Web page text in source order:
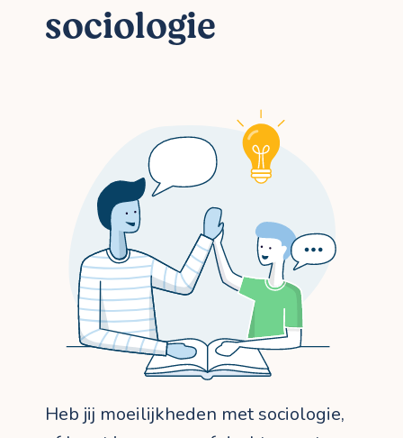
sociologie
Heb jij moeilijkheden met sociologie,